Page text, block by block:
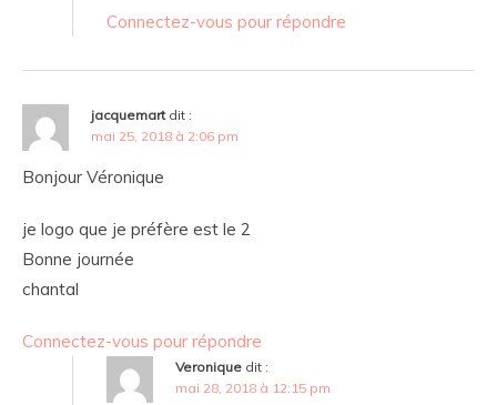
Connectez-vous pour répondre
jacquemart dit :
mai 25, 2018 à 2:06 pm
Bonjour Véronique
je logo que je préfère est le 2
Bonne journée
chantal
Connectez-vous pour répondre
Veronique dit :
mai 28, 2018 à 12:15 pm